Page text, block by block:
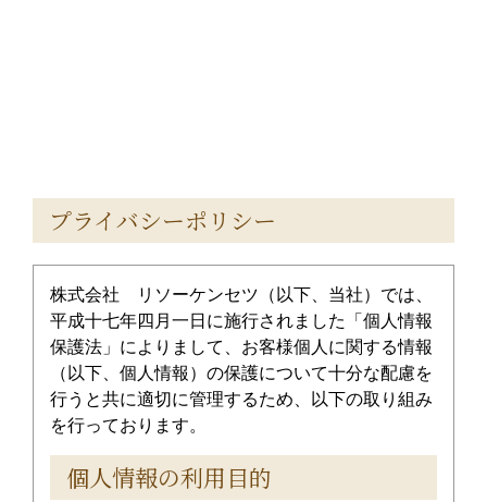
プライバシーポリシー
株式会社 リソーケンセツ（以下、当社）では、
平成十七年四月一日に施行されました「個人情報
保護法」によりまして、お客様個人に関する情報
（以下、個人情報）の保護について十分な配慮を
行うと共に適切に管理するため、以下の取り組み
を行っております。
個人情報の利用目的